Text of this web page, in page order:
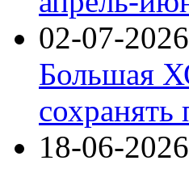
02-07-2026
Большая
18-06-2026